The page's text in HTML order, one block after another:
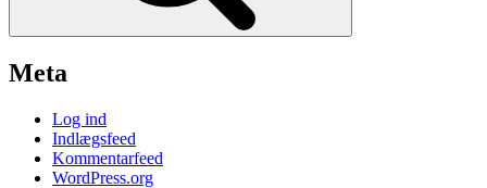
Meta
Log ind
Indlægsfeed
Kommentarfeed
WordPress.org